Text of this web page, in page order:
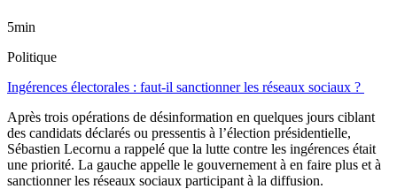
5min
Politique
Ingérences électorales : faut-il sanctionner les réseaux sociaux ?
Après trois opérations de désinformation en quelques jours ciblant
des candidats déclarés ou pressentis à l’élection présidentielle,
Sébastien Lecornu a rappelé que la lutte contre les ingérences était
une priorité. La gauche appelle le gouvernement à en faire plus et à
sanctionner les réseaux sociaux participant à la diffusion.